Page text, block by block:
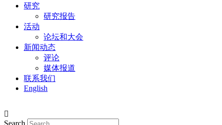
研究
研究报告
活动
论坛和大会
新闻动态
评论
媒体报道
联系我们
English
Search